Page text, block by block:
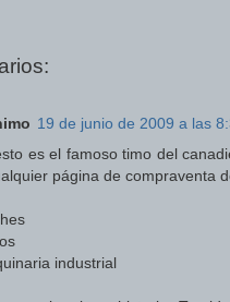
19 de junio de 2009 a las
es el famoso timo del
página de compraventa
industrial